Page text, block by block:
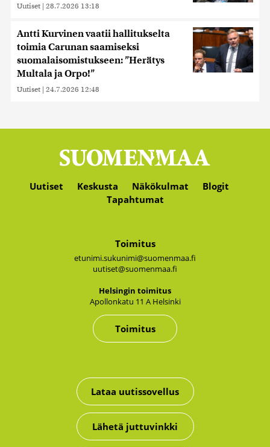
Uutiset | 28.7.2026 13:18
Antti Kurvinen vaatii hallitukselta
toimia Carunan saamiseksi
suomalaisomistukseen: ”Herätys
Multala ja Orpo!”
Uutiset | 24.7.2026 12:48
Uutiset Keskusta Näkökulmat
Blogit
Tapahtumat
Toimitus
etunimi.sukunimi@suomenmaa.fi
uutiset@suomenmaa.fi
Hel­sin­gin toi­mi­tus
Apol­lon­ka­tu 11 A Hel­sin­ki
Toimitus
Lataa uutissovellus
Lähetä juttuvinkki